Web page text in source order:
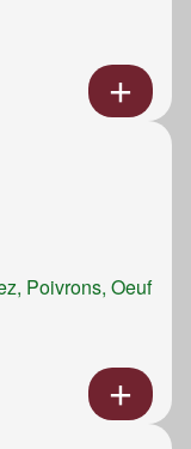
Poivrons, Oeuf